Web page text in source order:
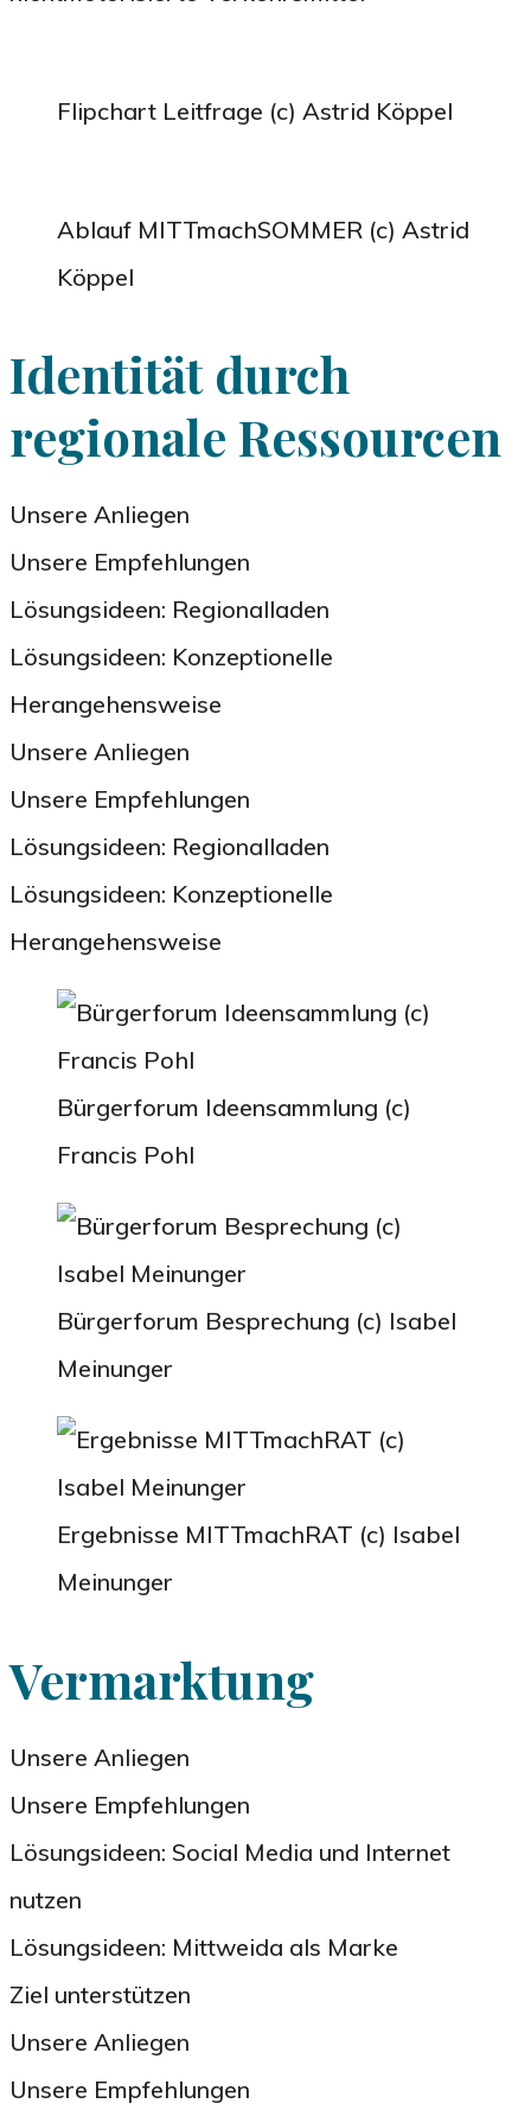
Flipchart Leitfrage (c) Astrid Köppel
Ablauf MITTmachSOMMER (c) Astrid
Köppel
Identität durch
regionale Ressourcen
Unsere Anliegen
Unsere Empfehlungen
Lösungsideen: Regionalladen
Lösungsideen: Konzeptionelle
Herangehensweise
Unsere Anliegen
Unsere Empfehlungen
Lösungsideen: Regionalladen
Lösungsideen: Konzeptionelle
Herangehensweise
Bürgerforum Ideensammlung (c)
Francis Pohl
Bürgerforum Besprechung (c) Isabel
Meinunger
Ergebnisse MITTmachRAT (c) Isabel
Meinunger
Vermarktung
Unsere Anliegen
Unsere Empfehlungen
Lösungsideen: Social Media und Internet
nutzen
Lösungsideen: Mittweida als Marke
Ziel unterstützen
Unsere Anliegen
Unsere Empfehlungen